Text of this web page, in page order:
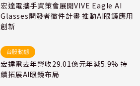
宏達電攜手資策會展開VIVE Eagle AI
Glasses開發者徵件計畫 推動AI眼鏡應用
創新
台股動態
宏達電去年營收29.01億元年減5.9% 持
續拓展AI眼鏡布局